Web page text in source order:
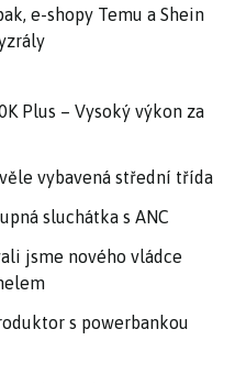
e-shopy Temu a Shein
Plus – Vysoký výkon za
vybavená střední třída
sluchátka s ANC
jsme nového vládce
s powerbankou